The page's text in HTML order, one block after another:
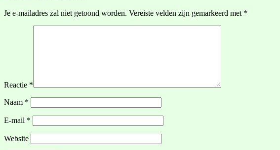
Je e-mailadres zal niet getoond worden. Vereiste velden zijn gemarkeerd met *
Reactie *
Naam *
E-mail *
Website